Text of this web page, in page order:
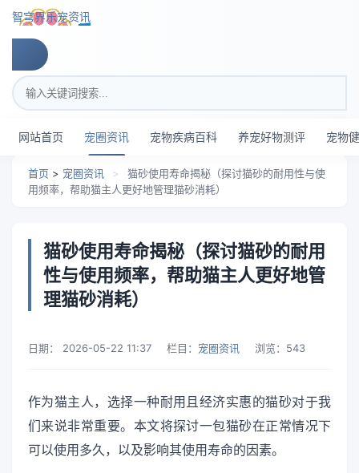
跳转到主要内容
智穹界乐宠资讯
搜索关键词
网站首页 宠圈资讯 宠物疾病百科 养宠好物测评 宠物
首页 > 宠圈资讯 >
猫砂使用寿命揭秘（探讨猫砂的耐用性与使
用频率，帮助猫主人更好地管理猫砂消耗）
猫砂使用寿命揭秘（探讨猫砂的耐用
性与使用频率，帮助猫主人更好地管
理猫砂消耗）
日期： 2026-05-22 11:37 栏目： 宠圈资讯 浏览： 543
作为猫主人，选择一种耐用且经济实惠的猫砂对于我
们来说非常重要。本文将探讨一包猫砂在正常情况下
可以使用多久，以及影响其使用寿命的因素。